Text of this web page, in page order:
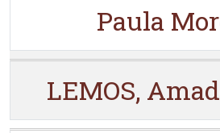
Paula
LEMOS,